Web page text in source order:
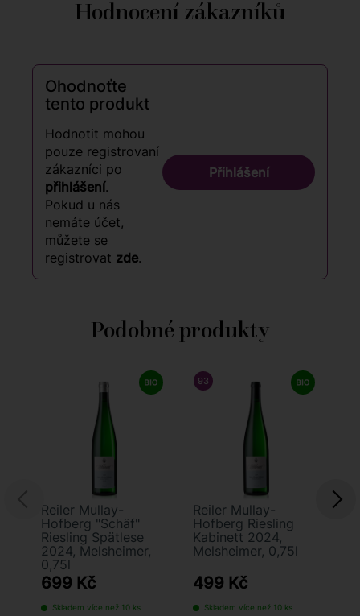
Hodnocení zákazníků
Ohodnoťte
tento produkt
Hodnotit mohou
pouze registrovaní
zákazníci po
přihlášení.
Pokud u nás
nemáte účet,
můžete se
registrovat zde.
Přihlášení
Podobné produkty
Reiler Mullay-
Hofberg "Schäf"
Riesling Spätlese
2024, Melsheimer,
0,75l
699 Kč
Skladem více než 10 ks
93 VINUM WINE MAGAZINE
Reiler Mullay-
Hofberg Riesling
Kabinett 2024,
Melsheimer, 0,75l
499 Kč
Skladem více než 10 ks